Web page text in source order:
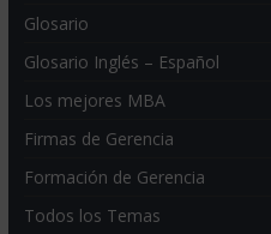
Glosario
Glosario Inglés – Español
Los mejores MBA
Firmas de Gerencia
Formación de Gerencia
Todos los Temas